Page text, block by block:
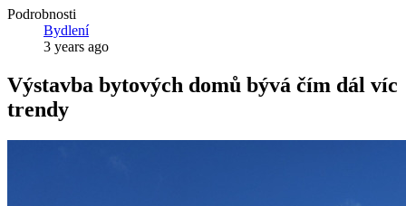
Podrobnosti
Bydlení
3 years ago
Výstavba bytových domů bývá čím dál víc
trendy